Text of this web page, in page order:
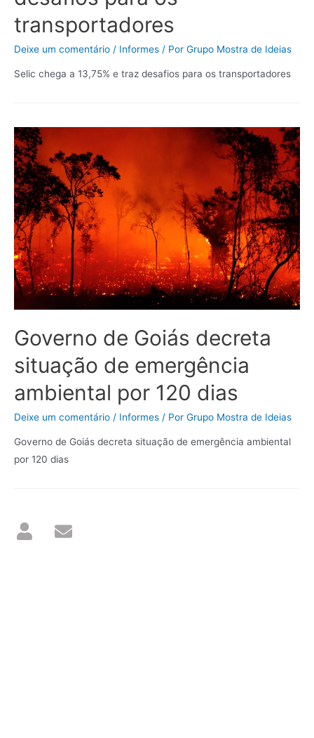
transportadores
Deixe um comentário / Informes / Por Grupo Mostra de Ideias
Selic chega a 13,75% e traz desafios para os transportadores
Governo de Goiás decreta
situação de emergência
ambiental por 120 dias
Deixe um comentário / Informes / Por Grupo Mostra de Ideias
Governo de Goiás decreta situação de emergência ambiental
por 120 dias